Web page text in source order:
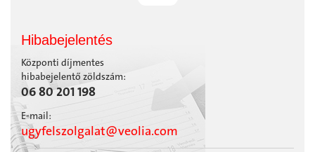
Hibabejelentés
Központi díjmentes
hibabejelentő zöldszám:
06 80 201 198
E-mail:
ugyfelszolgalat@veolia.com